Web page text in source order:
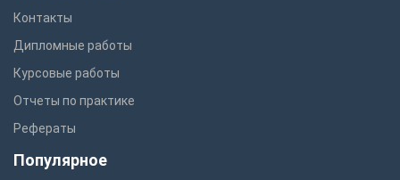
Контакты
Дипломные работы
Курсовые работы
Отчеты по практике
Рефераты
Популярное